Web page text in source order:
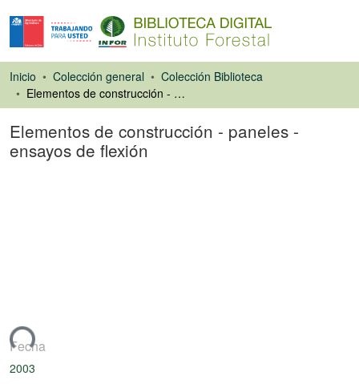
Inicio Colección general
Colección Biblioteca
Elementos de construcción - paneles - ensayos de flexión
Elementos de construcción - paneles -
ensayos de flexión
Fecha
2003